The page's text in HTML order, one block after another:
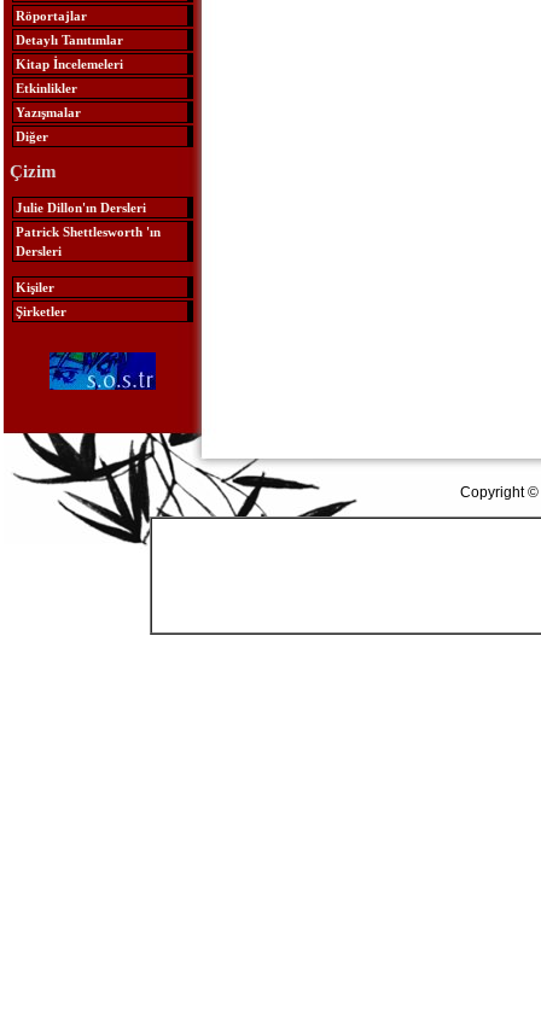
Röportajlar
Detaylı Tanıtımlar
Kitap İncelemeleri
Etkinlikler
Yazışmalar
Diğer
Çizim
Julie Dillon'ın Dersleri
Patrick Shettlesworth 'ın
Dersleri
Kişiler
Şirketler
Copyright ©